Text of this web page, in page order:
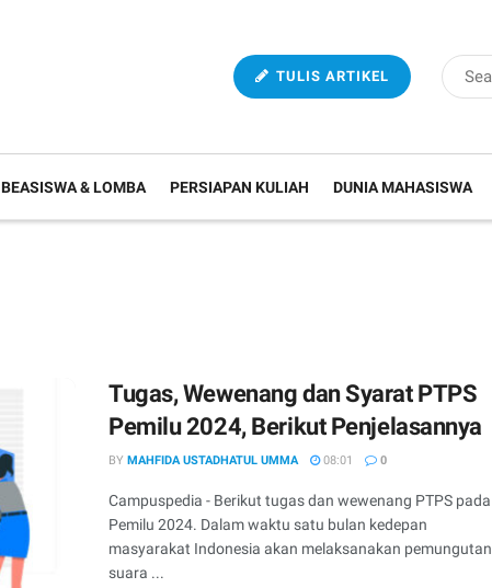
TULIS ARTIKEL
BEASISWA & LOMBA PERSIAPAN KULIAH DUNIA MAHASISWA
Tugas, Wewenang dan Syarat PTPS
Pemilu 2024, Berikut Penjelasannya
BY MAHFIDA USTADHATUL UMMA 08:01 0
Campuspedia - Berikut tugas dan wewenang PTPS pada
Pemilu 2024. Dalam waktu satu bulan kedepan
masyarakat Indonesia akan melaksanakan pemungutan
suara ...